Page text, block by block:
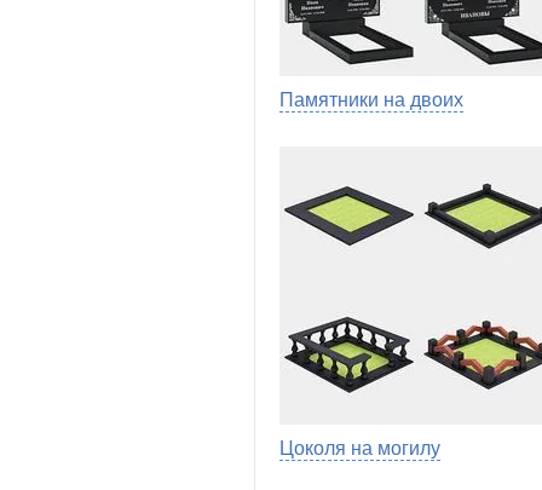
Памятники на двоих
Цоколя на могилу